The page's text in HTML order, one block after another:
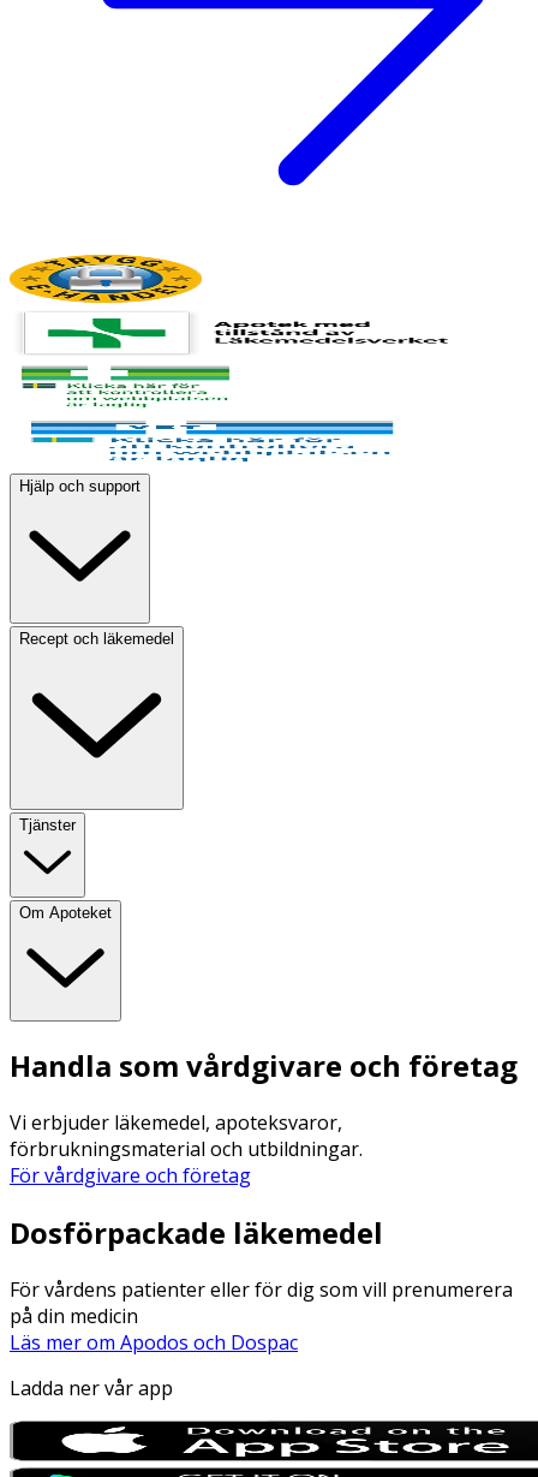
Hjälp och support
Recept och läkemedel
Tjänster
Om Apoteket
Handla som vårdgivare och företag
Vi erbjuder läkemedel, apoteksvaror,
förbrukningsmaterial och utbildningar.
För vårdgivare och företag
Dosförpackade läkemedel
För vårdens patienter eller för dig som vill prenumerera
på din medicin
Läs mer om Apodos och Dospac
Ladda ner vår app